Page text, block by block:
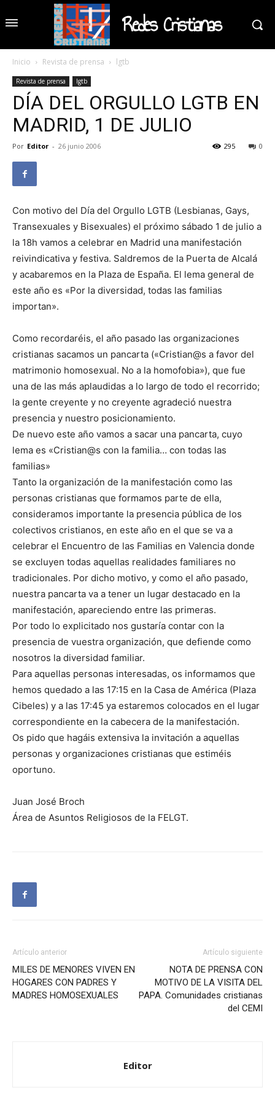
Redes Cristianas
Inicio Revista de prensa lgtb
Revista de prensa lgtb
DÍA DEL ORGULLO LGTB EN
MADRID, 1 DE JULIO
Por Editor - 26 junio 2006 0
295
Con motivo del Día del Orgullo LGTB (Lesbianas, Gays,
Transexuales y Bisexuales) el próximo sábado 1 de julio a
la 18h vamos a celebrar en Madrid una manifestación
reivindicativa y festiva. Saldremos de la Puerta de Alcalá
y acabaremos en la Plaza de España. El lema general de
este año es «Por la diversidad, todas las familias
importan».
Como recordaréis, el año pasado las organizaciones
cristianas sacamos un pancarta («Cristian@s a favor del
matrimonio homosexual. No a la homofobia»), que fue
una de las más aplaudidas a lo largo de todo el recorrido;
la gente creyente y no creyente agradeció nuestra
presencia y nuestro posicionamiento.
De nuevo este año vamos a sacar una pancarta, cuyo
lema es «Cristian@s con la familia… con todas las
familias»
Tanto la organización de la manifestación como las
personas cristianas que formamos parte de ella,
consideramos importante la presencia pública de los
colectivos cristianos, en este año en el que se va a
celebrar el Encuentro de las Familias en Valencia donde
se excluyen todas aquellas realidades familiares no
tradicionales. Por dicho motivo, y como el año pasado,
nuestra pancarta va a tener un lugar destacado en la
manifestación, apareciendo entre las primeras.
Por todo lo explicitado nos gustaría contar con la
presencia de vuestra organización, que defiende como
nosotros la diversidad familiar.
Para aquellas personas interesadas, os informamos que
hemos quedado a las 17:15 en la Casa de América (Plaza
Cibeles) y a las 17:45 ya estaremos colocados en el lugar
correspondiente en la cabecera de la manifestación.
Os pido que hagáis extensiva la invitación a aquellas
personas y organizaciones cristianas que estiméis
oportuno.
Juan José Broch
Área de Asuntos Religiosos de la FELGT.
Artículo anterior
MILES DE MENORES VIVEN EN
HOGARES CON PADRES Y
MADRES HOMOSEXUALES
Artículo siguiente
NOTA DE PRENSA CON
MOTIVO DE LA VISITA DEL
PAPA. Comunidades cristianas
del CEMI
Editor